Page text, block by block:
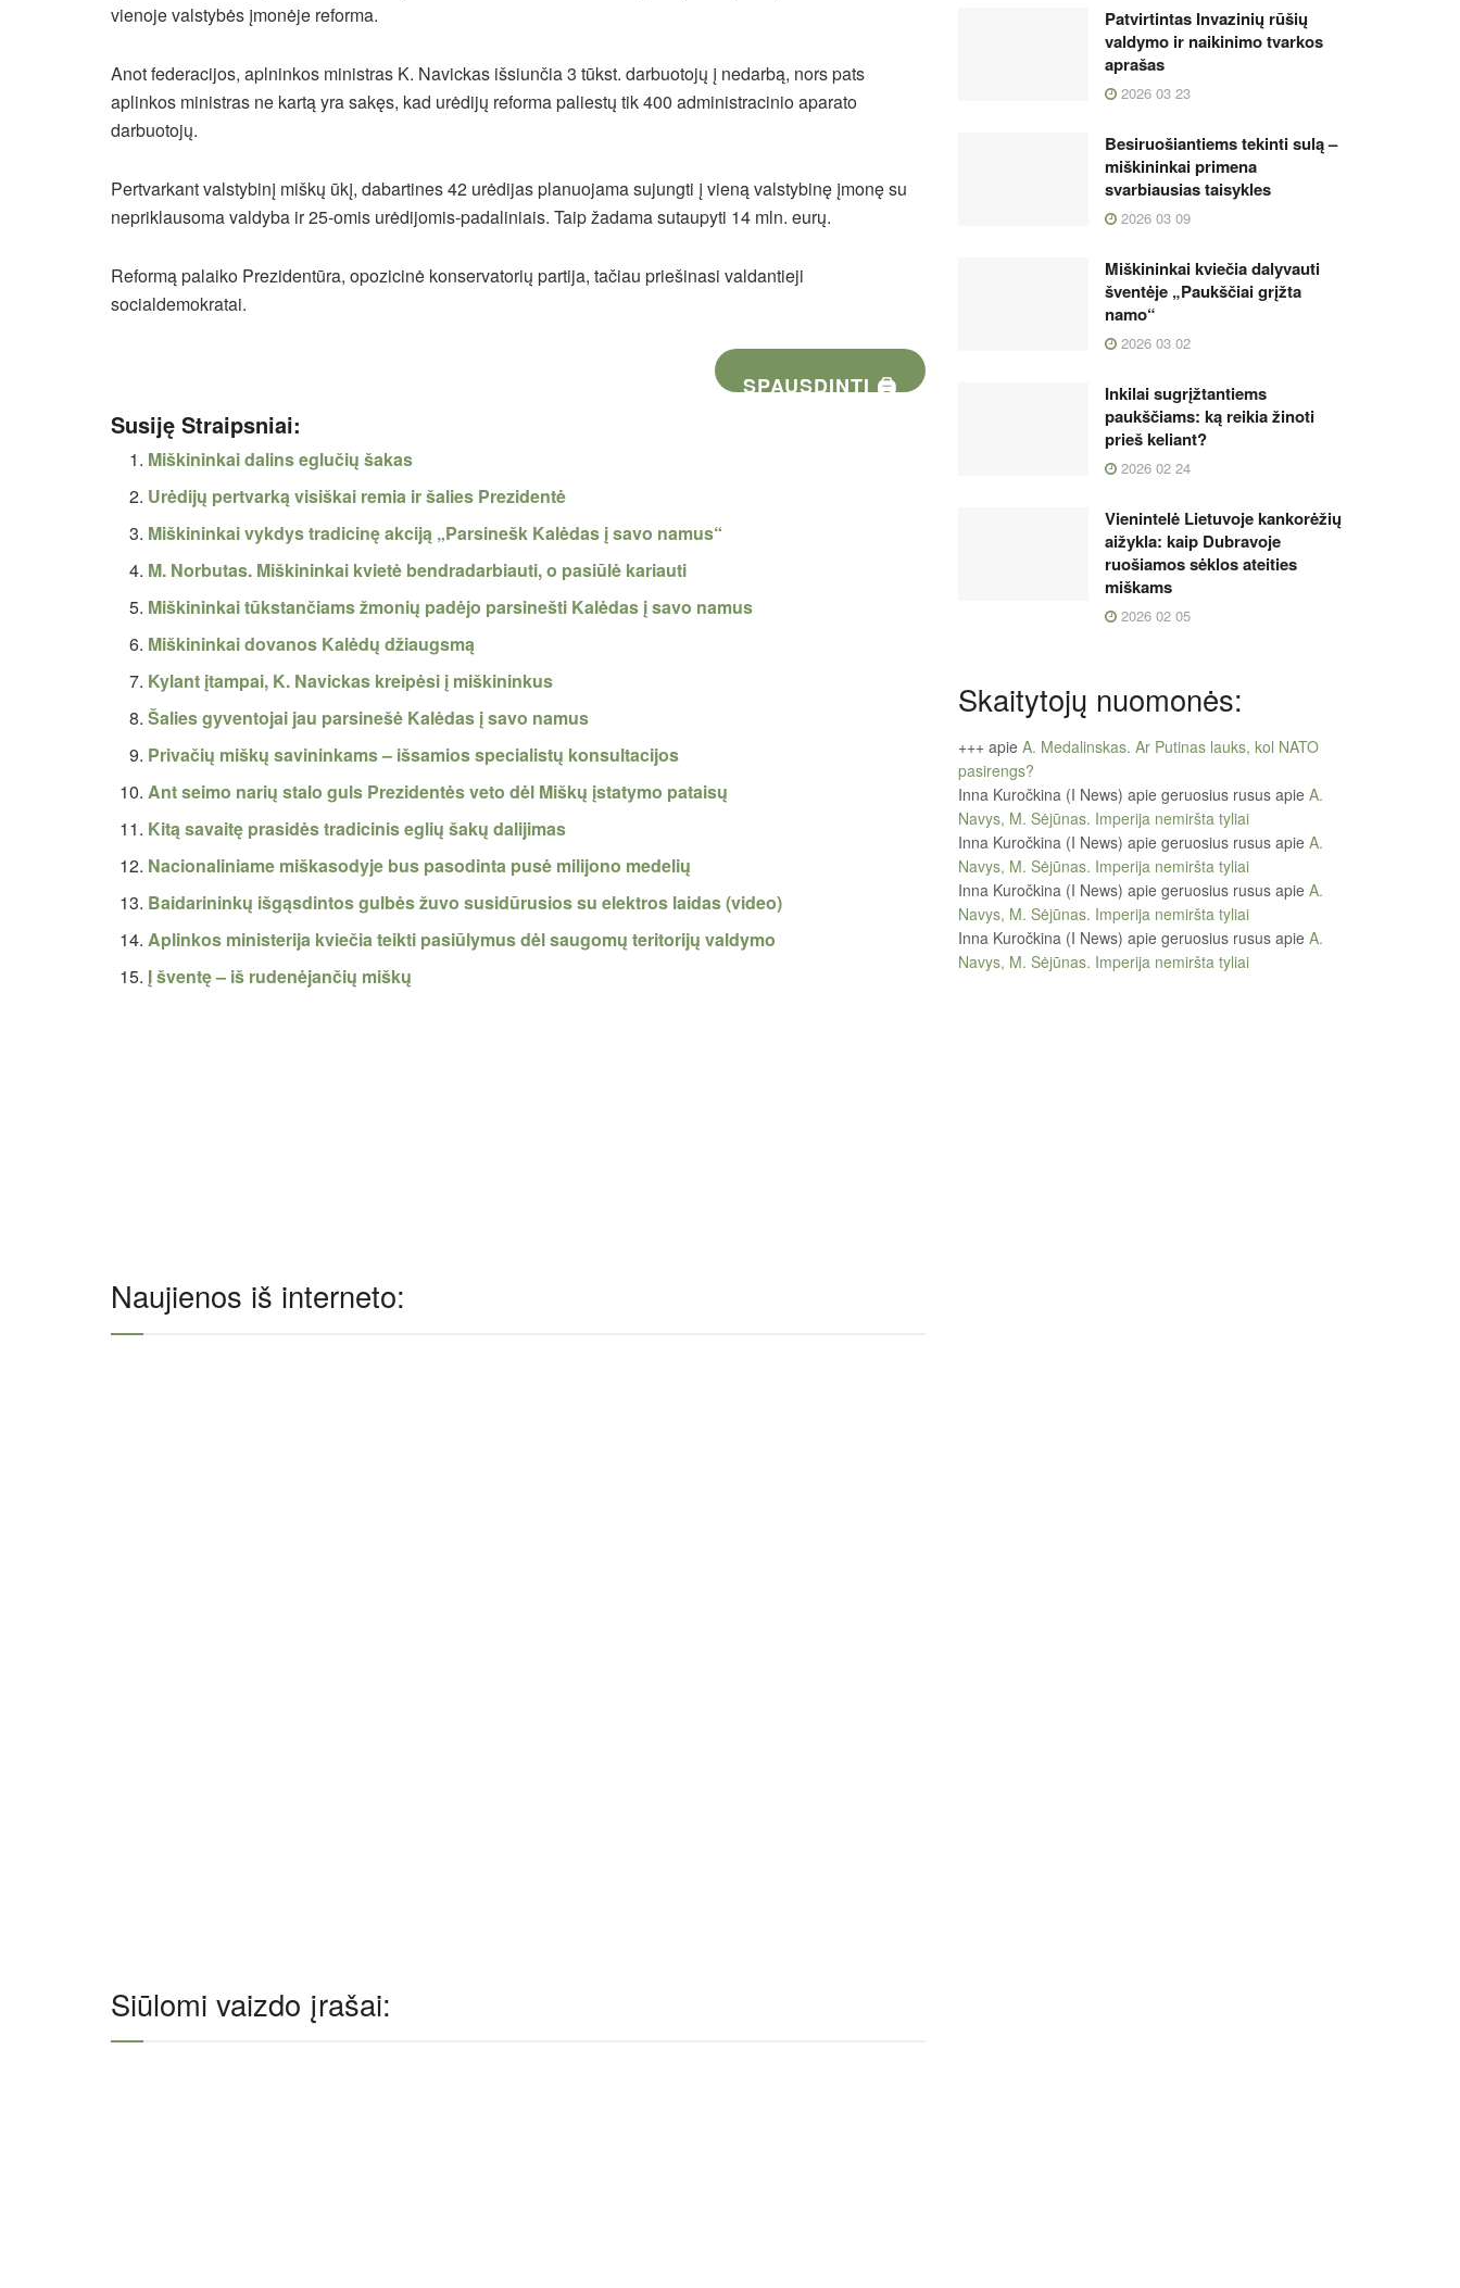
vienoje valstybės įmonėje reforma.
Anot federacijos, aplninkos ministras K. Navickas išsiunčia 3 tūkst. darbuotojų į nedarbą, nors pats
aplinkos ministras ne kartą yra sakęs, kad urėdijų reforma paliestų tik 400 administracinio aparato
darbuotojų.
Pertvarkant valstybinį miškų ūkį, dabartines 42 urėdijas planuojama sujungti į vieną valstybinę įmonę su
nepriklausoma valdyba ir 25-omis urėdijomis-padaliniais. Taip žadama sutaupyti 14 mln. eurų.
Reformą palaiko Prezidentūra, opozicinė konservatorių partija, tačiau priešinasi valdantieji
socialdemokratai.
SPAUSDINTI 🖨
Susiję Straipsniai:
Miškininkai dalins eglučių šakas
Urėdijų pertvarką visiškai remia ir šalies Prezidentė
Miškininkai vykdys tradicinę akciją „Parsinešk Kalėdas į savo namus“
M. Norbutas. Miškininkai kvietė bendradarbiauti, o pasiūlė kariauti
Miškininkai tūkstančiams žmonių padėjo parsinešti Kalėdas į savo namus
Miškininkai dovanos Kalėdų džiaugsmą
Kylant įtampai, K. Navickas kreipėsi į miškininkus
Šalies gyventojai jau parsinešė Kalėdas į savo namus
Privačių miškų savininkams – išsamios specialistų konsultacijos
Ant seimo narių stalo guls Prezidentės veto dėl Miškų įstatymo pataisų
Kitą savaitę prasidės tradicinis eglių šakų dalijimas
Nacionaliniame miškasodyje bus pasodinta pusė milijono medelių
Baidarininkų išgąsdintos gulbės žuvo susidūrusios su elektros laidas (video)
Aplinkos ministerija kviečia teikti pasiūlymus dėl saugomų teritorijų valdymo
Į šventę – iš rudenėjančių miškų
Naujienos iš interneto:
Siūlomi vaizdo įrašai:
Patvirtintas Invazinių rūšių
valdymo ir naikinimo tvarkos
aprašas
2026 03 23
Besiruošiantiems tekinti sulą –
miškininkai primena
svarbiausias taisykles
2026 03 09
Miškininkai kviečia dalyvauti
šventėje „Paukščiai grįžta
namo“
2026 03 02
Inkilai sugrįžtantiems
paukščiams: ką reikia žinoti
prieš keliant?
2026 02 24
Vienintelė Lietuvoje kankorėžių
aižykla: kaip Dubravoje
ruošiamos sėklos ateities
miškams
2026 02 05
Skaitytojų nuomonės:
+++ apie A. Medalinskas. Ar Putinas lauks, kol NATO
pasirengs?
Inna Kuročkina (I News) apie geruosius rusus apie A.
Navys, M. Sėjūnas. Imperija nemiršta tyliai
Inna Kuročkina (I News) apie geruosius rusus apie A.
Navys, M. Sėjūnas. Imperija nemiršta tyliai
Inna Kuročkina (I News) apie geruosius rusus apie A.
Navys, M. Sėjūnas. Imperija nemiršta tyliai
Inna Kuročkina (I News) apie geruosius rusus apie A.
Navys, M. Sėjūnas. Imperija nemiršta tyliai